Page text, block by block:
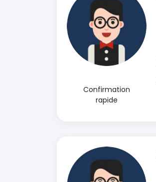
Confirmation
rapide